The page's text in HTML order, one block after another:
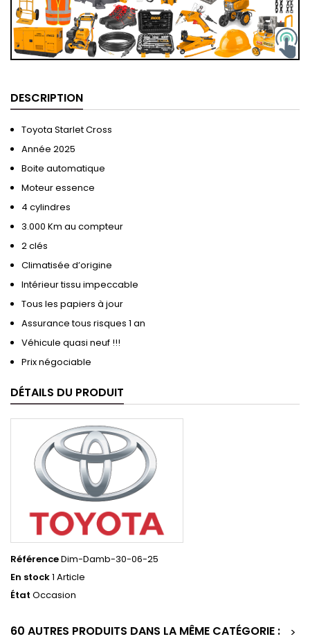
DESCRIPTION
Toyota Starlet Cross
Année 2025
Boite automatique
Moteur essence
4 cylindres
3.000 Km au compteur
2 clés
Climatisée d’origine
Intérieur tissu impeccable
Tous les papiers à jour
Assurance tous risques 1 an
Véhicule quasi neuf !!!
Prix négociable
DÉTAILS DU PRODUIT
RéférenceDim-Damb-30-06-25
En stock1 Article
État Occasion
60 AUTRES PRODUITS DANS LA MÊME CATÉGORIE : >